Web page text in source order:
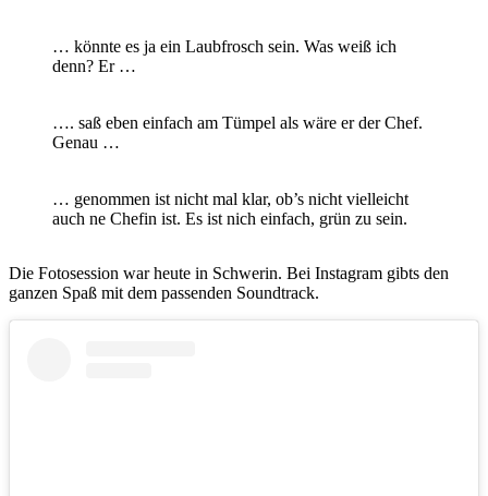
… könnte es ja ein Laubfrosch sein. Was weiß ich
denn? Er …
…. saß eben einfach am Tümpel als wäre er der Chef.
Genau …
… genommen ist nicht mal klar, ob’s nicht vielleicht
auch ne Chefin ist. Es ist nich einfach, grün zu sein.
Die Fotosession war heute in Schwerin. Bei Instagram gibts den
ganzen Spaß mit dem passenden Soundtrack.